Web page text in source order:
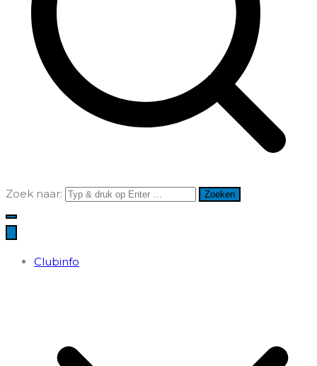
Zoek naar:
Clubinfo